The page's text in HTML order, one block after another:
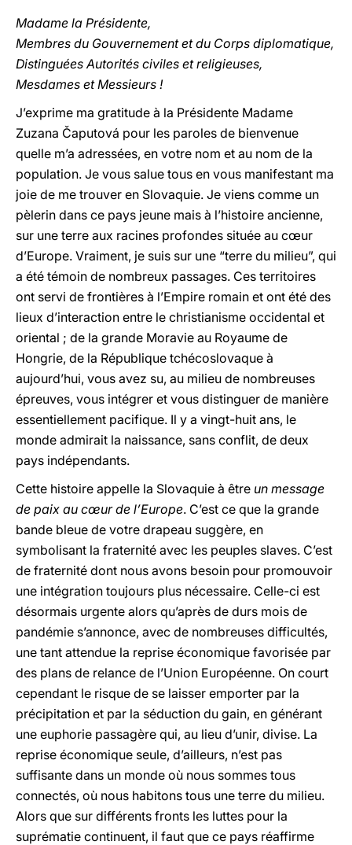
Madame la Présidente,
Membres du Gouvernement et du Corps diplomatique,
Distinguées Autorités civiles et religieuses,
Mesdames et Messieurs !
J’exprime ma gratitude à la Présidente Madame
Zuzana Čaputová pour les paroles de bienvenue
quelle m’a adressées, en votre nom et au nom de la
population. Je vous salue tous en vous manifestant ma
joie de me trouver en Slovaquie. Je viens comme un
pèlerin dans ce pays jeune mais à l’histoire ancienne,
sur une terre aux racines profondes située au cœur
d’Europe. Vraiment, je suis sur une “terre du milieu”, qui
a été témoin de nombreux passages. Ces territoires
ont servi de frontières à l’Empire romain et ont été des
lieux d’interaction entre le christianisme occidental et
oriental ; de la grande Moravie au Royaume de
Hongrie, de la République tchécoslovaque à
aujourd’hui, vous avez su, au milieu de nombreuses
épreuves, vous intégrer et vous distinguer de manière
essentiellement pacifique. Il y a vingt-huit ans, le
monde admirait la naissance, sans conflit, de deux
pays indépendants.
Cette histoire appelle la Slovaquie à être un message
de paix au cœur de l’Europe. C’est ce que la grande
bande bleue de votre drapeau suggère, en
symbolisant la fraternité avec les peuples slaves. C’est
de fraternité dont nous avons besoin pour promouvoir
une intégration toujours plus nécessaire. Celle-ci est
désormais urgente alors qu’après de durs mois de
pandémie s’annonce, avec de nombreuses difficultés,
une tant attendue la reprise économique favorisée par
des plans de relance de l’Union Européenne. On court
cependant le risque de se laisser emporter par la
précipitation et par la séduction du gain, en générant
une euphorie passagère qui, au lieu d’unir, divise. La
reprise économique seule, d’ailleurs, n’est pas
suffisante dans un monde où nous sommes tous
connectés, où nous habitons tous une terre du milieu.
Alors que sur différents fronts les luttes pour la
suprématie continuent, il faut que ce pays réaffirme